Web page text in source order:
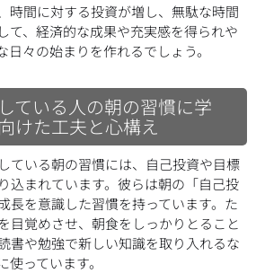
時間に対する投資が増し、無駄な時間
て、経済的な成果や充実感を得られや
々の始まりを作れるでしょう。
ている人の朝の習慣に学
けた工夫と心構え
ている朝の習慣には、自己投資や目標
込まれています。彼らは朝の「自己投
長を意識した習慣を持っています。た
目覚めさせ、朝食をしっかりとること
書や勉強で新しい知識を取り入れるな
っています。